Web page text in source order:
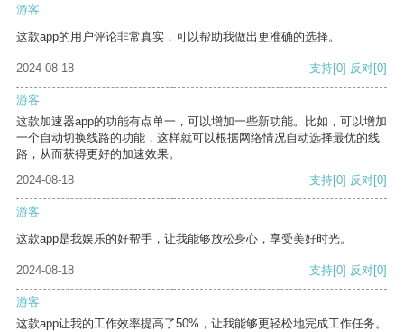
游客
这款app的用户评论非常真实，可以帮助我做出更准确的选择。
2024-08-18 支持[0] 反对[0]
游客
这款加速器app的功能有点单一，可以增加一些新功能。比如，可以增加
一个自动切换线路的功能，这样就可以根据网络情况自动选择最优的线
路，从而获得更好的加速效果。
2024-08-18
支持[0] 反对[0]
游客
这款app是我娱乐的好帮手，让我能够放松身心，享受美好时光。
2024-08-18 支持[0] 反对[0]
游客
这款app让我的工作效率提高了50%，让我能够更轻松地完成工作任务。